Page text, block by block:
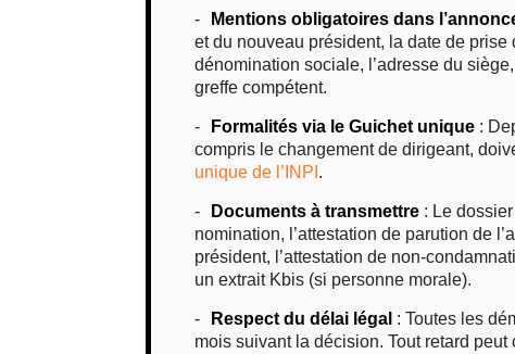
Mentions obligatoires dans
et du nouveau président, la date de
dénomination sociale, l’adresse du
greffe compétent.
Formalités via le Guichet unique :
compris le changement de dirigeant,
unique de l’INPI .
Documents à transmettre : Le
nomination, l’attestation de parution de
président, l’attestation de non-
un extrait Kbis (si personne morale).
Respect du délai légal : Toutes les
mois suivant la décision. Tout retard